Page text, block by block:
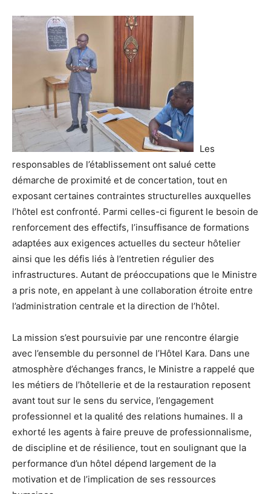
Les
responsables de l’établissement ont salué cette
démarche de proximité et de concertation, tout en
exposant certaines contraintes structurelles auxquelles
l’hôtel est confronté. Parmi celles-ci figurent le besoin de
renforcement des effectifs, l’insuffisance de formations
adaptées aux exigences actuelles du secteur hôtelier
ainsi que les défis liés à l’entretien régulier des
infrastructures. Autant de préoccupations que le Ministre
a pris note, en appelant à une collaboration étroite entre
l’administration centrale et la direction de l’hôtel.
La mission s’est poursuivie par une rencontre élargie
avec l’ensemble du personnel de l’Hôtel Kara. Dans une
atmosphère d’échanges francs, le Ministre a rappelé que
les métiers de l’hôtellerie et de la restauration reposent
avant tout sur le sens du service, l’engagement
professionnel et la qualité des relations humaines. Il a
exhorté les agents à faire preuve de professionnalisme,
de discipline et de résilience, tout en soulignant que la
performance d’un hôtel dépend largement de la
motivation et de l’implication de ses ressources